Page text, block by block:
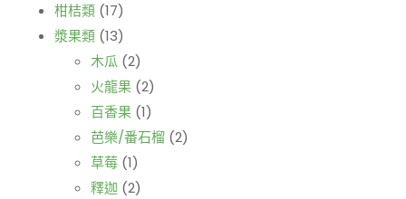
柑桔類 (17)
漿果類 (13)
木瓜 (2)
火龍果 (2)
百香果 (1)
芭樂/番石榴 (2)
草莓 (1)
釋迦 (2)